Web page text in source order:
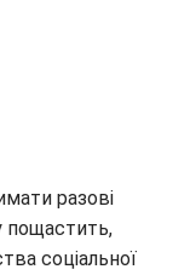
разові
пощастить,
соціальної